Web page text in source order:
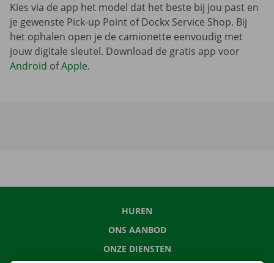
Kies via de app het model dat het beste bij jou past en
je gewenste Pick-up Point of Dockx Service Shop. Bij
het ophalen open je de camionette eenvoudig met
jouw digitale sleutel. Download de gratis app voor
Android ofApple.
HUREN
ONS AANBOD
ONZE DIENSTEN